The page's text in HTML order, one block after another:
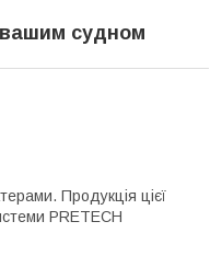
вашим судном
Продукція цієї
PRETECH